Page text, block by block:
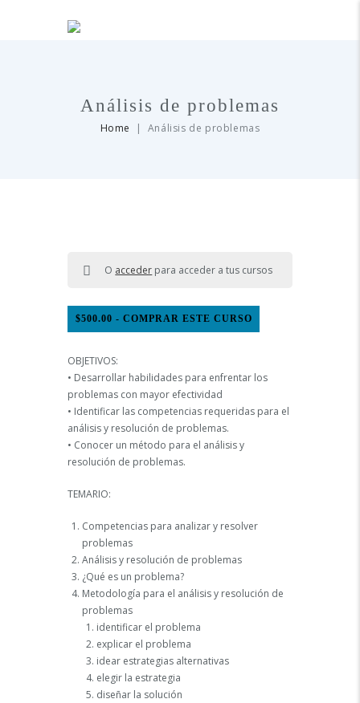
Análisis de problemas
Home Análisis de problemas
O acceder para acceder a tus cursos
$500.00 - COMPRAR ESTE CURSO
OBJETIVOS:
• Desarrollar habilidades para enfrentar los
problemas con mayor efectividad
• Identificar las competencias requeridas para el
análisis y resolución de problemas.
• Conocer un método para el análisis y
resolución de problemas.
TEMARIO:
Competencias para analizar y resolver
problemas
Análisis y resolución de problemas
¿Qué es un problema?
Metodología para el análisis y resolución de
problemas
identificar el problema
explicar el problema
idear estrategias alternativas
elegir la estrategia
diseñar la solución